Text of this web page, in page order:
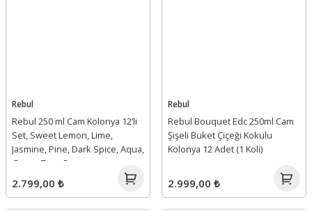
Rebul
Rebul 250 ml Cam Kolonya 12’li
Set, Sweet Lemon, Lime,
Jasmine, Pine, Dark Spice, Aqua,
Green Tea +5
2.799,00 ₺
Rebul
Rebul Bouquet Edc 250ml Cam
Şişeli Buket Çiçeği Kokulu
Kolonya 12 Adet (1 Koli)
2.999,00 ₺